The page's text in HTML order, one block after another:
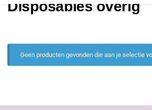
Disposables overig
Geen producten gevonden die aan je selectie